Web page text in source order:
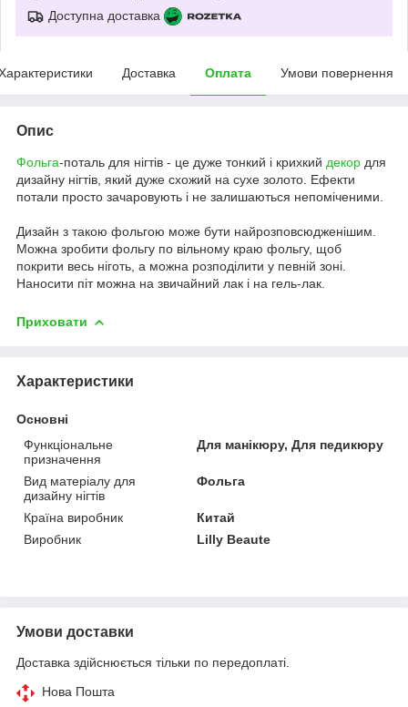
Доступна доставка
Доставка Оплата Умови повернення
Опис
Фольга-поталь для нігтів - це дуже тонкий і крихкий декор для
дизайну нігтів, який дуже схожий на сухе золото. Ефекти
потали просто зачаровують і не залишаються непоміченими.
Дизайн з такою фольгою може бути найрозповсюдженішим.
Можна зробити фольгу по вільному краю фольгу, щоб
покрити весь ніготь, а можна розподілити у певній зоні.
Наносити піт можна на звичайний лак і на гель-лак.
Приховати
Характеристики
Основні
Функціональне
призначення
Для манікюру, Для педикюру
Вид матеріалу для
дизайну нігтів
Фольга
Країна виробник
Китай
Виробник
Lilly Beaute
Умови доставки
Доставка здійснюється тільки по передоплаті.
Нова Пошта